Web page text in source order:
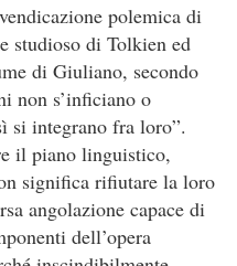
polemica di
studioso di Tolkien ed
di Giuliano, secondo
non s’inficiano o
si integrano fra loro”.
il piano linguistico,
significa rifiutare la loro
angolazione capace di
dell’opera